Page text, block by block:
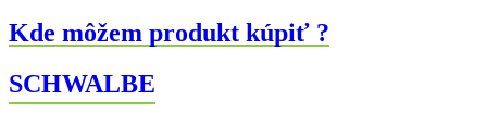
Kde môžem produkt kúpiť ?
SCHWALBE